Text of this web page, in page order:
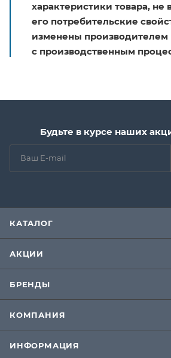
характеристики товара,
его потребительские
изменены производителем
с производственным
Будьте в курсе наших
КАТАЛОГ
АКЦИИ
БРЕНДЫ
КОМПАНИЯ
ИНФОРМАЦИЯ